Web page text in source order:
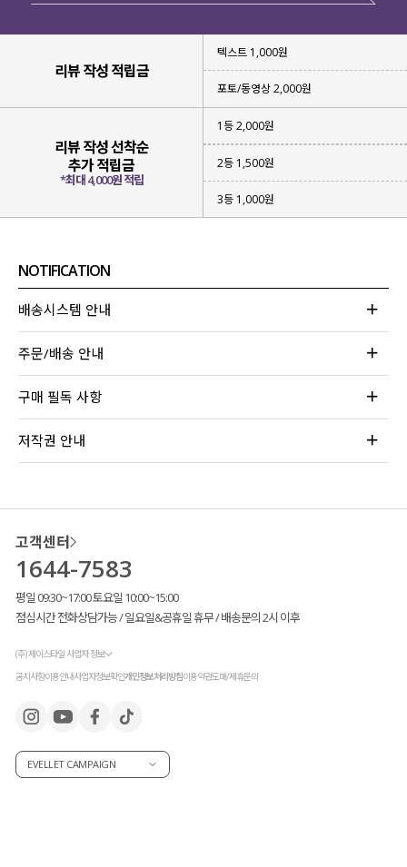
리뷰 작성 적립금
텍스트 1,000원
포토/동영상 2,000원
리뷰 작성 선착순
추가 적립금
*최대 4,000원 적립
1등 2,000원
2등 1,500원
3등 1,000원
NOTIFICATION
배송시스템 안내
주문/배송 안내
구매 필독 사항
저작권 안내
고객센터
1644-7583
평일 09:30~17:00 토요일 10:00~15:00
점심시간 전화상담가능 / 일요일&공휴일 휴무 / 배송문의 2시 이후
(주) 제이스타일 사업자 정보
공지사항이용안내사업자정보확인개인정보처리방침이용약관도매/제휴문의
EVELLET CAMPAIGN